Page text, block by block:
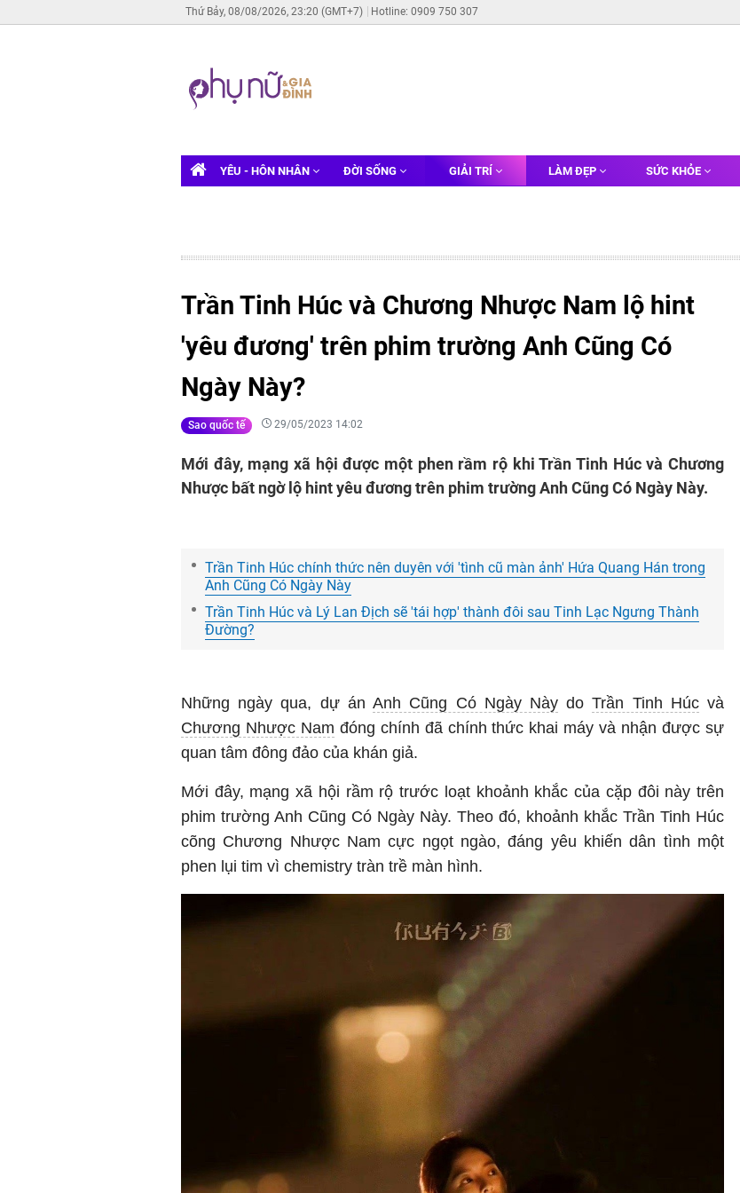
Thứ Bảy, 08/08/2026, 23:20 (GMT+7) Hotline: 0909 750 307
YÊU - HÔN NHÂN ĐỜI SỐNG GIẢI TRÍ LÀM ĐẸP SỨC KHỎE
Trần Tinh Húc và Chương Nhược Nam lộ hint
'yêu đương' trên phim trường Anh Cũng Có
Ngày Này?
Sao quốc tế 29/05/2023 14:02
Mới đây, mạng xã hội được một phen rầm rộ khi Trần Tinh Húc và Chương
Nhược bất ngờ lộ hint yêu đương trên phim trường Anh Cũng Có Ngày Này.
Trần Tinh Húc chính thức nên duyên với 'tình cũ màn ảnh' Hứa Quang Hán trong
Anh Cũng Có Ngày Này
Trần Tinh Húc và Lý Lan Địch sẽ 'tái hợp' thành đôi sau Tinh Lạc Ngưng Thành
Đường?
Những ngày qua, dự ánAnh Cũng Có Ngày NàydoTrần Tinh Húcvà
Chương Nhược Nam đóng chính đã chính thức khai máy và nhận được sự
quan tâm đông đảo của khán giả.
Mới đây, mạng xã hội rầm rộ trước loạt khoảnh khắc của cặp đôi này trên
phim trường Anh Cũng Có Ngày Này. Theo đó, khoảnh khắc Trần Tinh Húc
cõng Chương Nhược Nam cực ngọt ngào, đáng yêu khiến dân tình một
phen lụi tim vì chemistry tràn trề màn hình.